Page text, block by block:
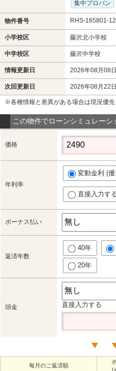
集中プロパン
物件番号 RHS-165801-
小学校区 藤沢北小学校
中学校区 藤沢中学校
情報更新日 2026年08月08日
次回更新日 2026年08月22日
※各種情報と差異がある場合は現況優
この物件でローンシミュレーシ
価格
年利率
変動金利 (
直接入力す
ボーナス払い
返済年数
40年
20年
頭金 直接入力する
毎月のご返済額